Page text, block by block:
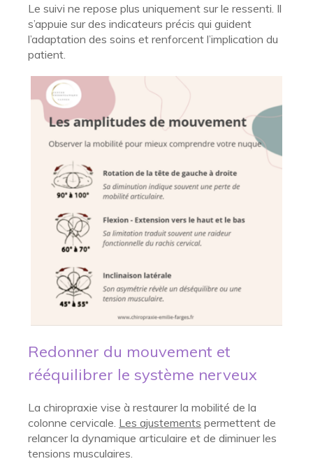
Le suivi ne repose plus uniquement sur le ressenti. Il
s’appuie sur des indicateurs précis qui guident
l’adaptation des soins et renforcent l’implication du
patient.
Redonner du mouvement et
rééquilibrer le système nerveux
La chiropraxie vise à restaurer la mobilité de la
colonne cervicale. Les ajustements permettent de
relancer la dynamique articulaire et de diminuer les
tensions musculaires.